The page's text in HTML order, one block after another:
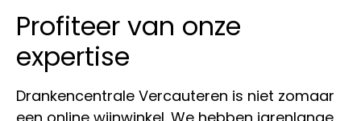
Profiteer van onze
expertise
Drankencentrale Vercauteren is niet zomaar